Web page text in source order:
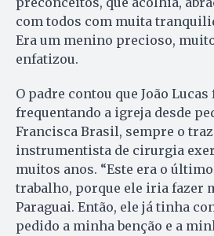
com todos com muita
Era um menino precioso,
enfatizou.
O padre contou que João
frequentando a igreja desde
Francisca Brasil, sempre o
instrumentista de cirurgia
muitos anos. “Este era o
trabalho, porque ele iria fazer
Paraguai. Então, ele já tinha
pedido a minha benção e a